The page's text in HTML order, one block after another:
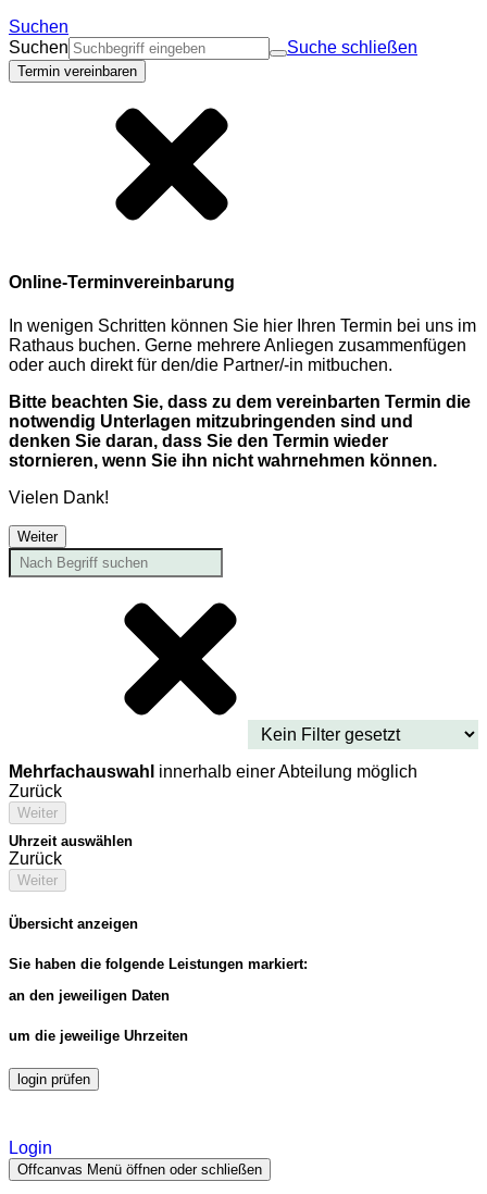
Suchen
Suchen
Suche schließen
Termin vereinbaren
Online-Terminvereinbarung
In wenigen Schritten können Sie hier Ihren Termin bei uns im
Rathaus buchen. Gerne mehrere Anliegen zusammenfügen
oder auch direkt für den/die Partner/-in mitbuchen.
Bitte beachten Sie, dass zu dem vereinbarten Termin die
notwendig Unterlagen mitzubringenden sind und
denken Sie daran, dass Sie den Termin wieder
stornieren, wenn Sie ihn nicht wahrnehmen können.
Vielen Dank!
Weiter
Mehrfachauswahl innerhalb einer Abteilung möglich
Zurück
Weiter
Uhrzeit auswählen
Zurück
Weiter
Übersicht anzeigen
Sie haben die folgende Leistungen markiert:
an den jeweiligen Daten
um die jeweilige Uhrzeiten
login prüfen
Login
Offcanvas Menü öffnen oder schließen